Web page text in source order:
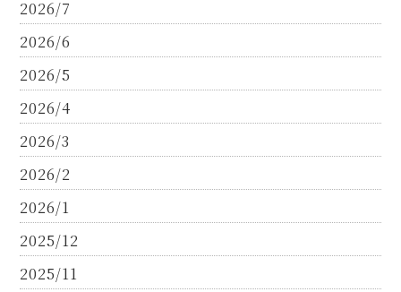
2026/7
2026/6
2026/5
2026/4
2026/3
2026/2
2026/1
2025/12
2025/11